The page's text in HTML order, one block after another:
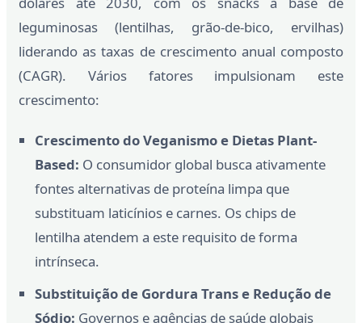
leguminosas (lentilhas, grão-de-bico, ervilhas)
liderando as taxas de crescimento anual composto
(CAGR). Vários fatores impulsionam este
crescimento:
Crescimento do Veganismo e Dietas Plant-
Based: O consumidor global busca ativamente
fontes alternativas de proteína limpa que
substituam laticínios e carnes. Os chips de
lentilha atendem a este requisito de forma
intrínseca.
Substituição de Gordura Trans e Redução de
Sódio: Governos e agências de saúde globais